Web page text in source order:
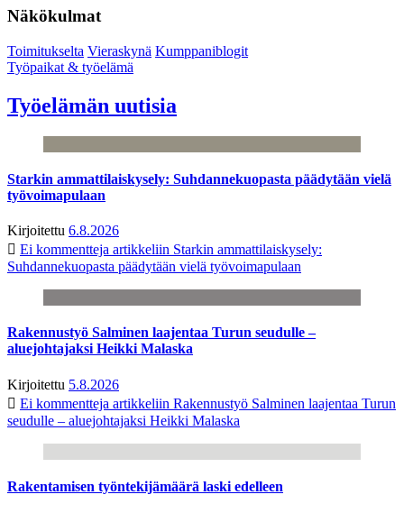
Näkökulmat
Toimitukselta Vieraskynä Kumppaniblogit
Työpaikat & työelämä
Työelämän uutisia
Starkin ammattilaiskysely: Suhdannekuopasta päädytään vielä
työvoimapulaan
Kirjoitettu 6.8.2026
Ei kommentteja artikkeliin Starkin ammattilaiskysely:
Suhdannekuopasta päädytään vielä työvoimapulaan
Rakennustyö Salminen laajentaa Turun seudulle –
aluejohtajaksi Heikki Malaska
Kirjoitettu 5.8.2026
Ei kommentteja artikkeliin Rakennustyö Salminen laajentaa Turun
seudulle – aluejohtajaksi Heikki Malaska
Rakentamisen työntekijämäärä laski edelleen